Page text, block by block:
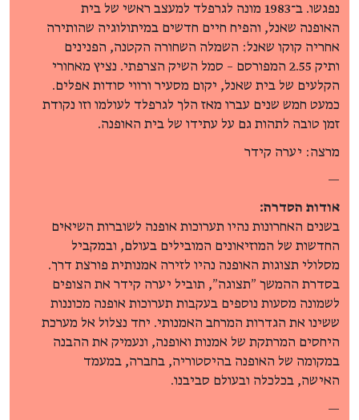
נפגשו. ב־1983 מונה לגרפלד למעצב ראשי של בית
האופנה שאנל, והפיח חיים חדשים במיתולוגיה שהותירה
אחריה קוקו שאנל: השמלה השחורה הקטנה, הפנינים
ותיק 2.55 המפורסם – סמל השיק הצרפתי. נציץ מאחורי
הקלעים של בית שאנל, יקום מסעיר ורווי סודות אפלים.
כמעט חמש שנים עברו מאז הלך לגרפלד לעולמו וזו נקודת
זמן טובה לתהות גם על עתידו של בית האופנה.
מרצה: יערה קידר
—
אודות הסדרה:
בשנים האחרונות נהיו תערוכות אופנה לשוברות השיאים
החדשות של המוזיאונים המובילים בעולם, ובמקביל
מסלולי תצוגות האופנה נהיו לזירה אמנותית פורצת דרך.
בסדרת ההמשך ״תצוגה״, תוביל יערה קידר את הצופים
לשמונה מסעות נוספים בעקבות תערוכות אופנה מכוננות
ששינו את הגדרות המרחב האמנותי. יחד נצלול אל מערכת
היחסים המרתקת של אמנות ואופנה, ונעמיק את ההבנה
במקומה של האופנה בהיסטוריה, בחברה, במעמד
האישה, בכלכלה ובעולם סביבנו.
—